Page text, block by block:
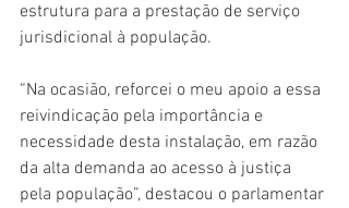
estrutura para a prestação de serviço
jurisdicional à população.
“Na ocasião, reforcei o meu apoio a essa
reivindicação pela importância e
necessidade desta instalação, em razão
da alta demanda ao acesso à justiça
pela população”, destacou o parlamentar